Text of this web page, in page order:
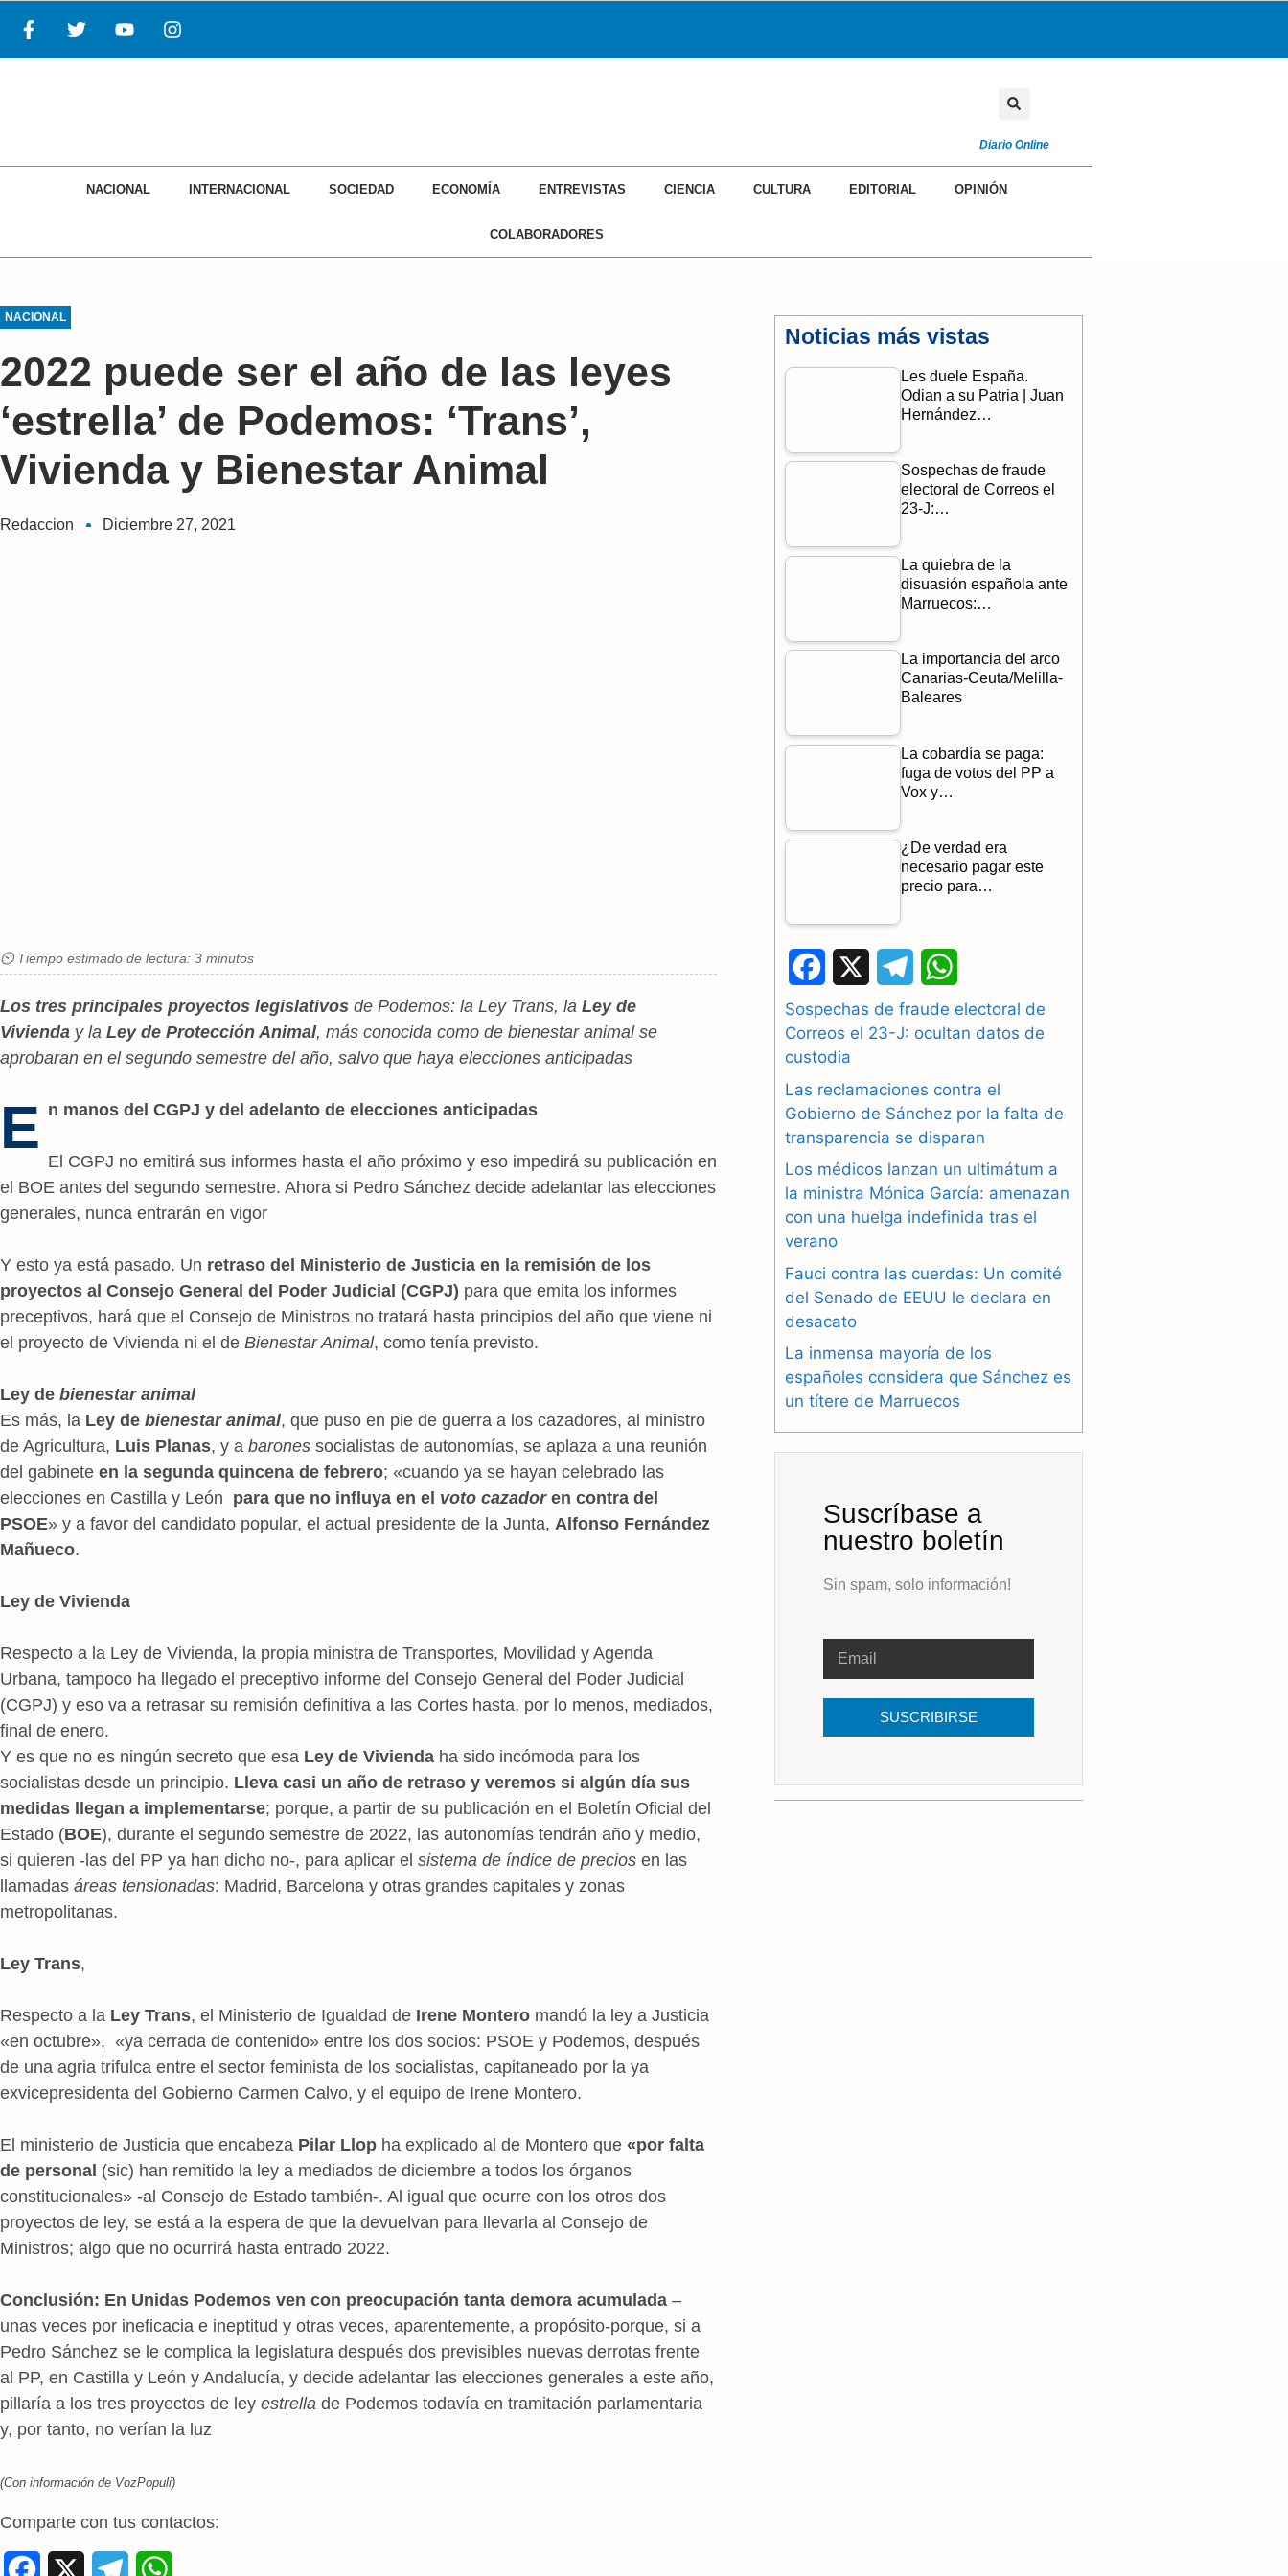
Diario Online
NACIONAL INTERNACIONAL SOCIEDAD ECONOMÍA ENTREVISTAS CIENCIA CULTURA EDITORIAL OPINIÓN
COLABORADORES
NACIONAL
2022 puede ser el año de las leyes
‘estrella’ de Podemos: ‘Trans’,
Vivienda y Bienestar Animal
Redaccion Diciembre 27, 2021
⏲ Tiempo estimado de lectura: 3 minutos
Los tres principales proyectos legislativos de Podemos: la Ley Trans, la Ley de
Vivienda y la Ley de Protección Animal, más conocida como de bienestar animal se
aprobaran en el segundo semestre del año, salvo que haya elecciones anticipadas
E n manos del CGPJ y del adelanto de elecciones anticipadas
El CGPJ no emitirá sus informes hasta el año próximo y eso impedirá su publicación en
el BOE antes del segundo semestre. Ahora si Pedro Sánchez decide adelantar las elecciones
generales, nunca entrarán en vigor
Y esto ya está pasado. Un retraso del Ministerio de Justicia en la remisión de los
proyectos al Consejo General del Poder Judicial (CGPJ) para que emita los informes
preceptivos, hará que el Consejo de Ministros no tratará hasta principios del año que viene ni
el proyecto de Vivienda ni el de Bienestar Animal, como tenía previsto.
Ley de bienestar animal
Es más, la Ley de bienestar animal, que puso en pie de guerra a los cazadores, al ministro
de Agricultura, Luis Planas, y a barones socialistas de autonomías, se aplaza a una reunión
del gabinete en la segunda quincena de febrero; «cuando ya se hayan celebrado las
elecciones en Castilla y León para que no influya en el voto cazadoren contra del
PSOE» y a favor del candidato popular, el actual presidente de la Junta, Alfonso Fernández
Mañueco.
Ley de Vivienda
Respecto a la Ley de Vivienda, la propia ministra de Transportes, Movilidad y Agenda
Urbana, tampoco ha llegado el preceptivo informe del Consejo General del Poder Judicial
(CGPJ) y eso va a retrasar su remisión definitiva a las Cortes hasta, por lo menos, mediados,
final de enero.
Y es que no es ningún secreto que esa Ley de Vivienda ha sido incómoda para los
socialistas desde un principio. Lleva casi un año de retraso y veremos si algún día sus
medidas llegan a implementarse; porque, a partir de su publicación en el Boletín Oficial del
Estado (BOE), durante el segundo semestre de 2022, las autonomías tendrán año y medio,
si quieren -las del PP ya han dicho no-, para aplicar el sistema de índice de precios en las
llamadas áreas tensionadas: Madrid, Barcelona y otras grandes capitales y zonas
metropolitanas.
Ley Trans,
Respecto a la Ley Trans, el Ministerio de Igualdad de Irene Montero mandó la ley a Justicia
«en octubre», «ya cerrada de contenido» entre los dos socios: PSOE y Podemos, después
de una agria trifulca entre el sector feminista de los socialistas, capitaneado por la ya
exvicepresidenta del Gobierno Carmen Calvo, y el equipo de Irene Montero.
El ministerio de Justicia que encabeza Pilar Llop ha explicado al de Montero que «por falta
de personal (sic) han remitido la ley a mediados de diciembre a todos los órganos
constitucionales» -al Consejo de Estado también-. Al igual que ocurre con los otros dos
proyectos de ley, se está a la espera de que la devuelvan para llevarla al Consejo de
Ministros; algo que no ocurrirá hasta entrado 2022.
Conclusión: En Unidas Podemos ven con preocupación tanta demora acumulada –
unas veces por ineficacia e ineptitud y otras veces, aparentemente, a propósito-porque, si a
Pedro Sánchez se le complica la legislatura después dos previsibles nuevas derrotas frente
al PP, en Castilla y León y Andalucía, y decide adelantar las elecciones generales a este año,
pillaría a los tres proyectos de ley estrella de Podemos todavía en tramitación parlamentaria
y, por tanto, no verían la luz
(Con información de VozPopuli)
Comparte con tus contactos:
Noticias más vistas
Les duele España.
Odian a su Patria | Juan
Hernández…
Sospechas de fraude
electoral de Correos el
23-J:…
La quiebra de la
disuasión española ante
Marruecos:…
La importancia del arco
Canarias-Ceuta/Melilla-
Baleares
La cobardía se paga:
fuga de votos del PP a
Vox y…
¿De verdad era
necesario pagar este
precio para…
a
c
b
o
o
k
e
l
g
a
m
h
a
s
A
p
p
Sospechas de fraude electoral de
Correos el 23-J: ocultan datos de
custodia
Las reclamaciones contra el
Gobierno de Sánchez por la falta de
transparencia se disparan
Los médicos lanzan un ultimátum a
la ministra Mónica García: amenazan
con una huelga indefinida tras el
verano
Fauci contra las cuerdas: Un comité
del Senado de EEUU le declara en
desacato
La inmensa mayoría de los
españoles considera que Sánchez es
un títere de Marruecos
Suscríbase a
nuestro boletín
Sin spam, solo información!
SUSCRIBIRSE